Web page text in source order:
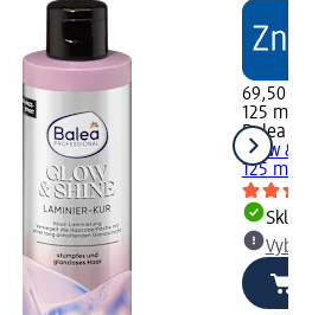
69,50 Kč
125 ml
Balea
Glow &
125 ml